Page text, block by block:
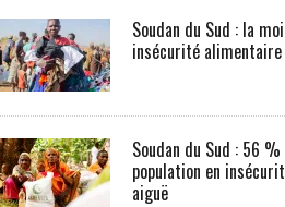
Soudan du Sud : la
insécurité
Soudan du Sud : 56
population en
aiguë